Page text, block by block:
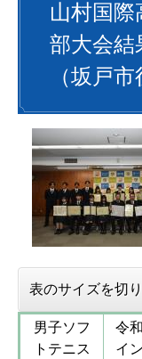
山村国
部大会結
（坂戸市
表のサイズを切
男子ソフ
トテニス
令
イ